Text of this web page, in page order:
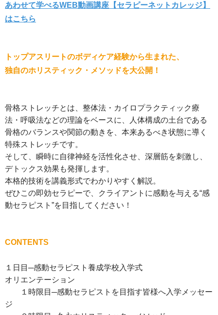
あわせて学べるWEB動画講座【セラピーネットカレッジ】
はこちら
トップアスリートのボディケア経験から生まれた、
独自のホリスティック・メソッドを大公開！
骨格ストレッチとは、整体法・カイロプラクティック療
法・呼吸法などの理論をベースに、人体構成の土台である
骨格のバランスや関節の動きを、本来あるべき状態に導く
特殊ストレッチです。
そして、瞬時に自律神経を活性化させ、深層筋を刺激し、
デトックス効果も発揮します。
本格的技術を講義形式でわかりやすく解説。
ぜひこの即効セラピーで、クライアントに感動を与える“感
動セラピスト”を目指してください！
CONTENTS
１日目─感動セラピスト養成学校入学式
オリエンテーション
１時限目─感動セラピストを目指す皆様へ入学メッセー
ジ